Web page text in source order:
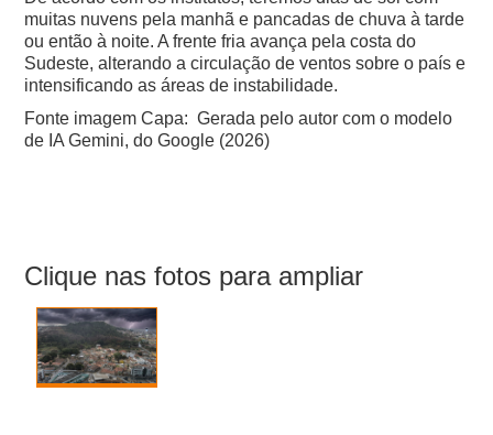
muitas nuvens pela manhã e pancadas de chuva à tarde
ou então à noite. A frente fria avança pela costa do
Sudeste, alterando a circulação de ventos sobre o país e
intensificando as áreas de instabilidade.
Fonte imagem Capa: Gerada pelo autor com o modelo
de IA Gemini, do Google (2026)
Clique nas fotos para ampliar